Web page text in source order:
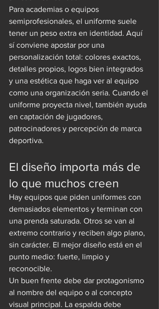
Para academias o equipos
semiprofesionales, el uniforme suele
tener un peso extra en identidad. Aquí
sí conviene apostar por una
personalización total: colores exactos,
detalles propios, logos bien integrados
y una estética que haga ver al equipo
como una organización seria. Cuando el
uniforme proyecta nivel, también ayuda
en captación de jugadores,
patrocinadores y percepción de marca
deportiva.
El diseño importa más de
lo que muchos creen
Hay equipos que piden uniformes con
demasiados elementos y terminan con
una prenda saturada. Otros se van al
extremo contrario y reciben algo plano,
sin carácter. El mejor diseño está en el
punto medio: fuerte, limpio y
reconocible.
Un buen frente debe dar protagonismo
al nombre del equipo o al concepto
visual principal. La espalda debe